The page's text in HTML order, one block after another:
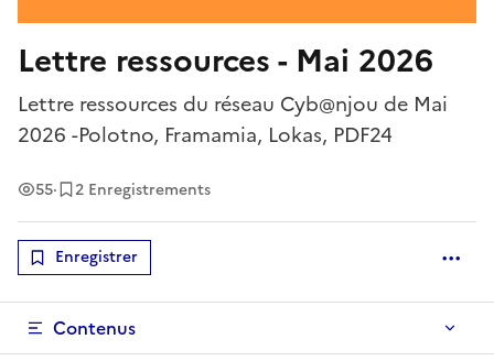
Lettre ressources - Mai 2026
Lettre ressources du réseau Cyb@njou de Mai
2026 -Polotno, Framamia, Lokas, PDF24
55Vues
· 2 Enregistrements
Enregistrer
Contenus